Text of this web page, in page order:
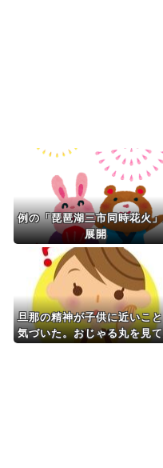
Powered by livedoor
例の「琵琶湖三市同時花火
展開
旦那の精神が子供に近いこ
気づいた。おじゃる丸を見